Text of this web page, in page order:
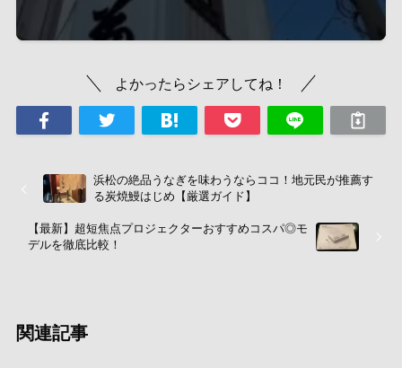
よかったらシェアしてね！
浜松の絶品うなぎを味わうならココ！地元民が推薦す
る炭焼鰻はじめ【厳選ガイド】
【最新】超短焦点プロジェクターおすすめコスパ◎モ
デルを徹底比較！
関連記事